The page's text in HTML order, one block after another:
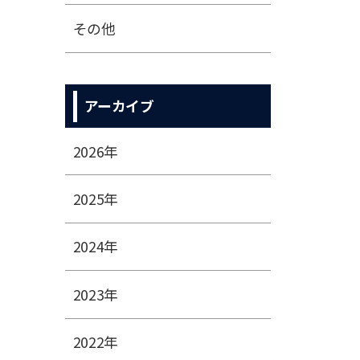
その他
アーカイブ
2026年
2025年
2024年
2023年
2022年